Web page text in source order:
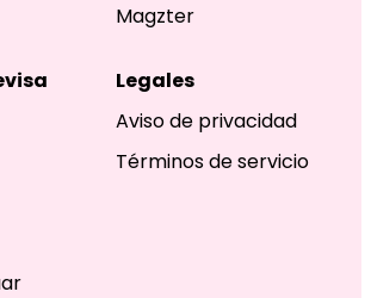
Magzter
Legales
Aviso de privacidad
Términos de servicio